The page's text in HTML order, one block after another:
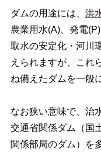
ダムの用途には、 洪
農業用水(A)、発電(P)
取水の安定化・河川
えられますが、これ
ね備えたダムを一般
なお狭い意味で、治
交通省関係ダム（国
関係部局のダム）を